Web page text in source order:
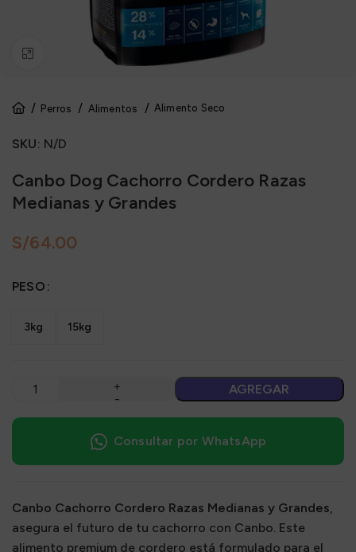
Click to enlarge
Perros Alimentos Alimento Seco
SKU: N/D
Canbo Dog Cachorro Cordero Razas
Medianas y Grandes
S/
PESO
3kg 15kg
AGREGAR
Consultar por WhatsApp
Canbo Cachorro Cordero Razas Medianas y Grandes,
asegura el futuro de tu cachorro con Canbo. Este
alimento premium de cordero está formulado para el